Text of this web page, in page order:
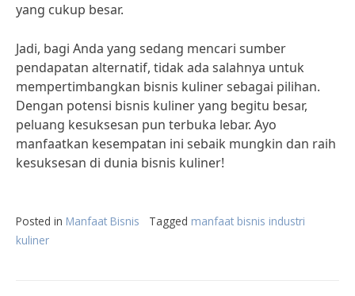
yang cukup besar.
Jadi, bagi Anda yang sedang mencari sumber
pendapatan alternatif, tidak ada salahnya untuk
mempertimbangkan bisnis kuliner sebagai pilihan.
Dengan potensi bisnis kuliner yang begitu besar,
peluang kesuksesan pun terbuka lebar. Ayo
manfaatkan kesempatan ini sebaik mungkin dan raih
kesuksesan di dunia bisnis kuliner!
Posted in Manfaat Bisnis Tagged manfaat bisnis industri
kuliner